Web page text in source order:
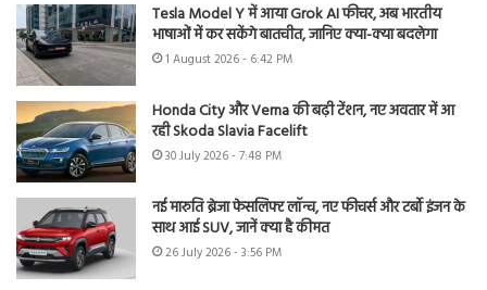
Tesla Model Y में आया Grok AI फीचर, अब भारतीय
भाषाओं में कर सकेंगे बातचीत, जानिए क्या-क्या बदलेगा
1 August 2026 - 6:42 PM
Honda City और Verna की बढ़ी टेंशन, नए अवतार में आ
रही Skoda Slavia Facelift
30 July 2026 - 7:48 PM
नई मारुति ब्रेजा फेसलिफ्ट लॉन्च, नए फीचर्स और टर्बो इंजन के
साथ आई SUV, जानें क्या है कीमत
26 July 2026 - 3:56 PM